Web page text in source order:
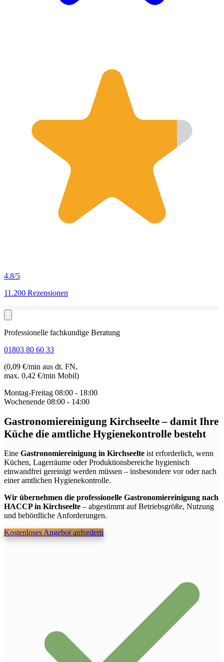
4.8/5
11.200 Rezensionen
Professionelle fachkundige Beratung
01803 80 60 33
(0,09 €/min aus dt. FN,
max. 0,42 €/min Mobil)
Montag-Freitag 08:00 - 18:00
Wochenende 08:00 - 14:00
Gastronomiereinigung Kirchseelte– damit Ihre
Küche die amtliche Hygienekontrolle besteht
Eine Gastronomiereinigung in Kirchseelte ist erforderlich, wenn
Küchen, Lagerräume oder Produktionsbereiche hygienisch
einwandfrei gereinigt werden müssen – insbesondere vor oder nach
einer amtlichen Hygienekontrolle.
Wir übernehmen die professionelle Gastronomiereinigung nach
HACCP in Kirchseelte– abgestimmt auf Betriebsgröße, Nutzung
und behördliche Anforderungen.
Kostenloses Angebot anfordern